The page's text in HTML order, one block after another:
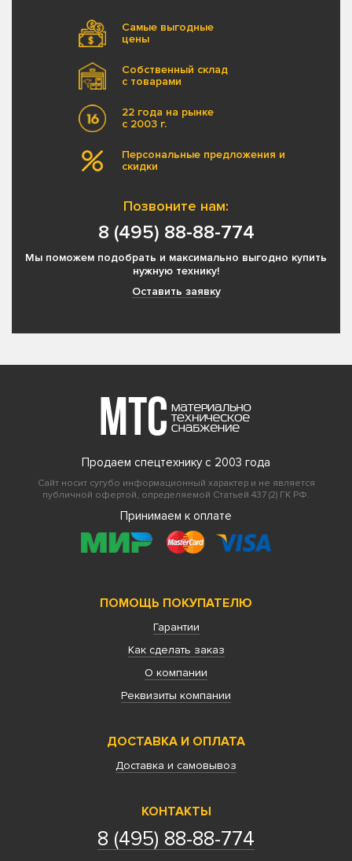
Самые выгодные
цены
Собственный склад
с товарами
22 года на рынке
с 2003 г.
Персональные предложения и
скидки
Позвоните нам:
8 (495) 88-88-774
Мы поможем подобрать и максимально выгодно купить
нужную технику!
Оставить заявку
Продаем спецтехнику с 2003 года
Сайт носит сугубо информационный характер и не является
публичной офертой, определяемой Статьей 437 (2) ГК РФ.
Принимаем к оплате
ПОМОЩЬ ПОКУПАТЕЛЮ
Гарантии
Как сделать заказ
О компании
Реквизиты компании
ДОСТАВКА И ОПЛАТА
Доставка и самовывоз
КОНТАКТЫ
8 (495) 88-88-774